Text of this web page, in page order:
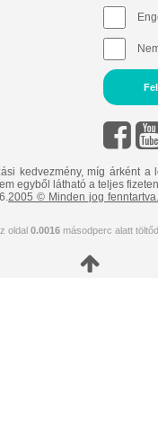
kedvezmény, míg árként
egyből látható a teljes
2005 © Minden jog fenntartva.
oldal 0.0016másodperc alatt